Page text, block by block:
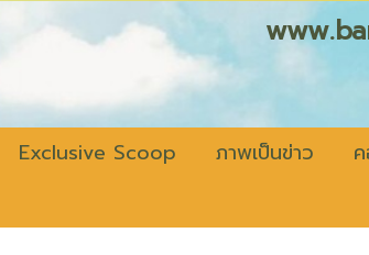
Exclusive Scoop ภาพเป็นข่าว